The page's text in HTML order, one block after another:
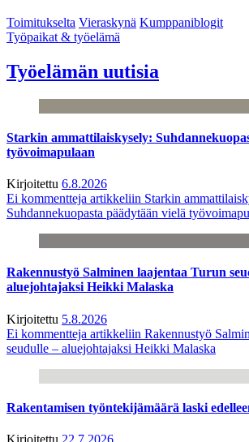
Toimitukselta Vieraskynä Kumppaniblogit
Työpaikat & työelämä
Työelämän uutisia
Starkin ammattilaiskysely:
työvoimapulaan
Kirjoitettu 6.8.2026
Ei kommentteja artikkeliin Starkin
Suhdannekuopasta päädytään vielä
Rakennustyö Salminen laajentaa Turun
aluejohtajaksi Heikki Malaska
Kirjoitettu 5.8.2026
Ei kommentteja artikkeliin Rakennustyö
seudulle – aluejohtajaksi Heikki Malaska
Rakentamisen työntekijämäärä laski